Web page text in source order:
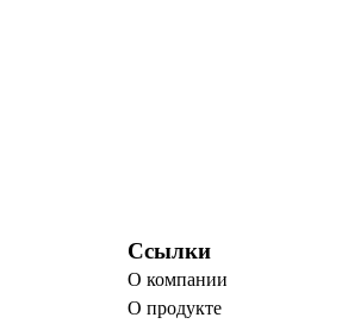
Ссылки
О компании
О продукте